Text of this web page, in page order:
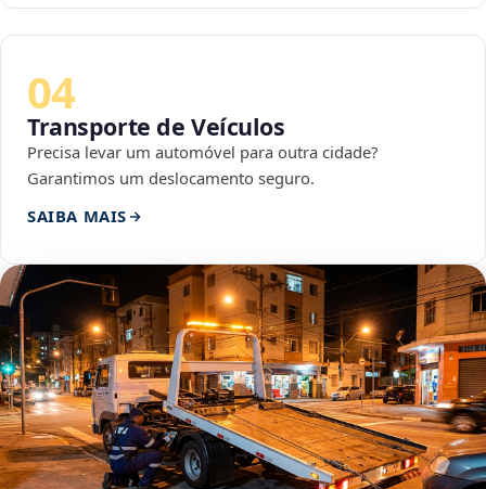
04
Transporte de Veículos
Precisa levar um automóvel para outra cidade?
Garantimos um deslocamento seguro.
SAIBA MAIS